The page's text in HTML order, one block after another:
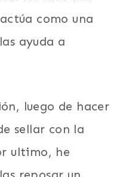
como una
ayuda a
luego de hacer
sellar con la
ultimo, he